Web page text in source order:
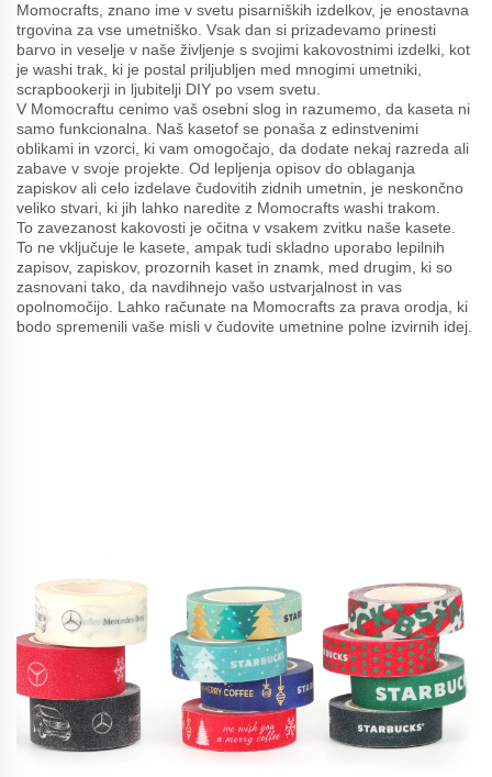
Momocrafts, znano ime v svetu pisarniških izdelkov, je enostavna
trgovina za vse umetniško. Vsak dan si prizadevamo prinesti
barvo in veselje v naše življenje s svojimi kakovostnimi izdelki, kot
je washi trak, ki je postal priljubljen med mnogimi umetniki,
scrapbookerji in ljubitelji DIY po vsem svetu.
V Momocraftu cenimo vaš osebni slog in razumemo, da kaseta ni
samo funkcionalna. Naš kasetof se ponaša z edinstvenimi
oblikami in vzorci, ki vam omogočajo, da dodate nekaj razreda ali
zabave v svoje projekte. Od lepljenja opisov do oblaganja
zapiskov ali celo izdelave čudovitih zidnih umetnin, je neskončno
veliko stvari, ki jih lahko naredite z Momocrafts washi trakom.
To zavezanost kakovosti je očitna v vsakem zvitku naše kasete.
To ne vključuje le kasete, ampak tudi skladno uporabo lepilnih
zapisov, zapiskov, prozornih kaset in znamk, med drugim, ki so
zasnovani tako, da navdihnejo vašo ustvarjalnost in vas
opolnomočijo. Lahko računate na Momocrafts za prava orodja, ki
bodo spremenili vaše misli v čudovite umetnine polne izvirnih idej.